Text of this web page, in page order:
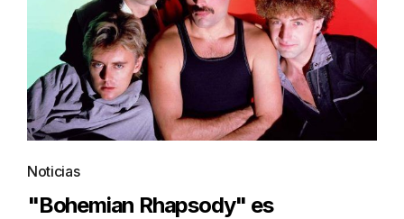
Noticias
"Bohemian Rhapsody" es